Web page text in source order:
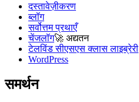
दस्तावेज़ीकरण
ब्लॉग
सर्वोत्तम प्रथाएँ
चेंजलॉग🚀 अद्यतन
टेलविंड सीएसएस क्लास लाइब्रेरी
WordPress
समर्थन